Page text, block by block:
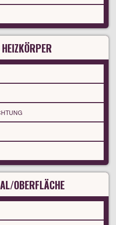
OBERFLÄCHE